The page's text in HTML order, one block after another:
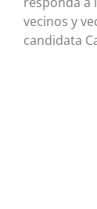
vecinos y
candidata